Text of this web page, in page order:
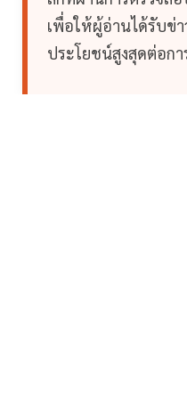
เพื่อให้ผู้อ่านได้รับข่
ประโยชน์สูงสุดต่อก